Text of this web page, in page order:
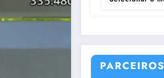
PARCEIROS